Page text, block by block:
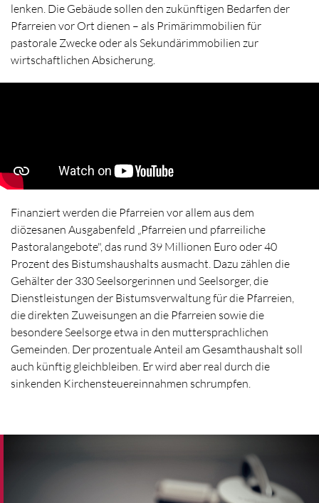
lenken. Die Gebäude sollen den zukünftigen Bedarfen der
Pfarreien vor Ort dienen – als Primärimmobilien für
pastorale Zwecke oder als Sekundärimmobilien zur
wirtschaftlichen Absicherung.
Finanziert werden die Pfarreien vor allem aus dem
diözesanen Ausgabenfeld „Pfarreien und pfarreiliche
Pastoralangebote", das rund 39 Millionen Euro oder 40
Prozent des Bistumshaushalts ausmacht. Dazu zählen die
Gehälter der 330 Seelsorgerinnen und Seelsorger, die
Dienstleistungen der Bistumsverwaltung für die Pfarreien,
die direkten Zuweisungen an die Pfarreien sowie die
besondere Seelsorge etwa in den muttersprachlichen
Gemeinden. Der prozentuale Anteil am Gesamthaushalt soll
auch künftig gleichbleiben. Er wird aber real durch die
sinkenden Kirchensteuereinnahmen schrumpfen.